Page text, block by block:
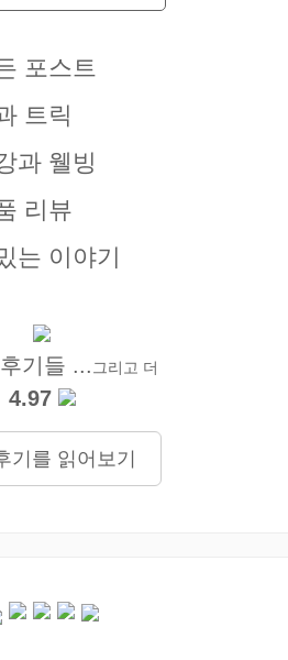
포스트
트릭
과 웰빙
리뷰
는 이야기
기들 ... 그리고 더
4.97
기를 읽어보기